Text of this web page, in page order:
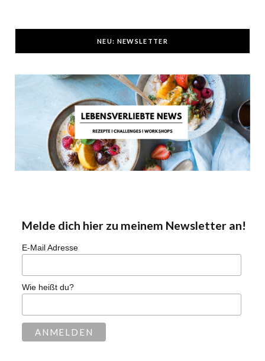
NEU: NEWSLETTER
Melde dich hier zu meinem Newsletter an!
E-Mail Adresse
Wie heißt du?